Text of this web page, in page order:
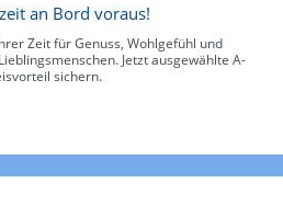
an Bord voraus!
Zeit für Genuss, Wohlgefühl und
Jetzt ausgewählte A-
sichern.